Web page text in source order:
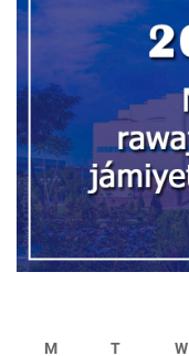
M T W